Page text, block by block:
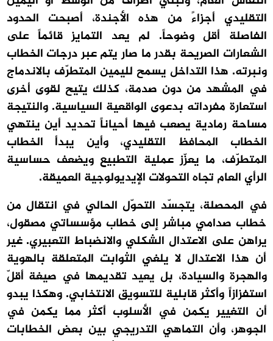
التقليدي أجزاءً من هذه الأجندة، أصبحت الحدود
الفاصلة أقل وضوحاً. لم يعد التمايز قائماً على
الشعارات الصريحة بقدر ما صار يتم عبر درجات الخطاب
ونبرته. هذا التداخل يسمح لليمين المتطرّف بالاندماج
في المشهد من دون صدمة، كذلك يتيح لقوى أخرى
استعارة مفرداته بدعوى الواقعية السياسية. والنتيجة
مساحة رمادية يصعب فيها أحياناً تحديد أين ينتهي
الخطاب المحافظ التقليدي، وأين يبدأ الخطاب
المتطرّف، ما يعزّز عملية التطبيع ويضعف حساسية
الرأي العام تجاه التحولات الإيديولوجية العميقة.
في المحصلة، يتجسّد التحوّل الحالي في انتقال من
خطاب صدامي مباشر إلى خطاب مؤسساتي مصقول،
يراهن على الاعتدال الشكلي والانضباط التعبيري. غير
أن هذا الاعتدال لا يلغي الثوابت المتعلقة بالهوية
والهجرة والسيادة، بل يعيد تقديمها في صيغة أقلّ
استفزازاً وأكثر قابلية للتسويق الانتخابي. وهكذا يبدو
أن التغيير يكمن في الأسلوب أكثر مما يكمن في
الجوهر، وأن التماهي التدريجي بين بعض الخطابات